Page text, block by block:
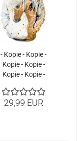
- Kopie - Kopie -
Kopie - Kopie -
Kopie - Kopie -
Kopie - Kopie -
Kopie - Kopie -
29,99 EUR